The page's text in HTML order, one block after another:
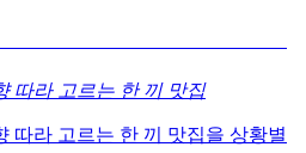
따라 고르는 한 끼 맛집
따라 고르는 한 끼 맛집을 상황별